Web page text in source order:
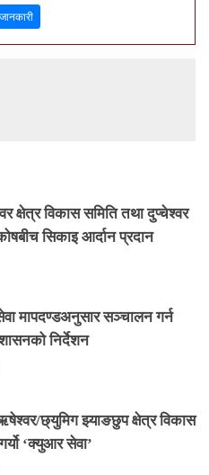
क्षेत्र विकास समिति तथा दुप्चेश्वर
सिकाइ आर्दान प्रदान
मापदण्डअनुसार सञ्चालन गर्न
निर्देशन
छ्युमिग झ्याङछुप क्षेत्र विकास
‘क्युआर सेवा’